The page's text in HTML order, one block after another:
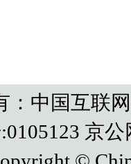
：中国互联
京